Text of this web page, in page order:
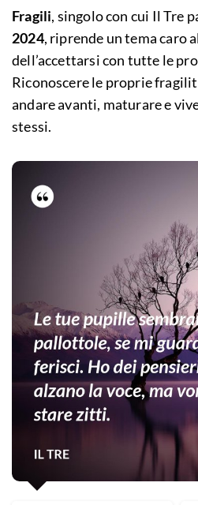
Fragili, singolo con cui Il Tre
2024, riprende un tema caro
dell’accettarsi con tutte le
Riconoscere le proprie
andare avanti, maturare e
stessi.